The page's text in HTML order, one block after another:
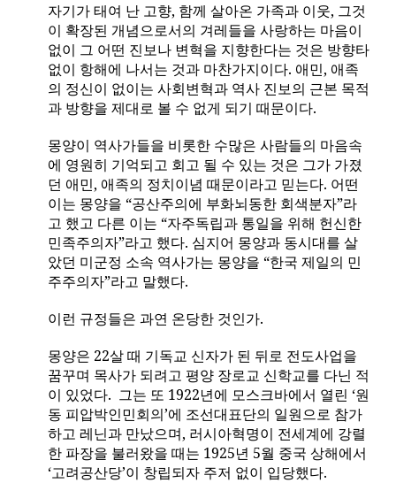
자기가 태여 난 고향, 함께 살아온 가족과 이웃, 그것
이 확장된 개념으로서의 겨레들을 사랑하는 마음이
없이 그 어떤 진보나 변혁을 지향한다는 것은 방향타
없이 항해에 나서는 것과 마찬가지이다. 애민, 애족
의 정신이 없이는 사회변혁과 역사 진보의 근본 목적
과 방향을 제대로 볼 수 없게 되기 때문이다.
몽양이 역사가들을 비롯한 수많은 사람들의 마음속
에 영원히 기억되고 회고 될 수 있는 것은 그가 가졌
던 애민, 애족의 정치이념 때문이라고 믿는다. 어떤
이는 몽양을 “공산주의에 부화뇌동한 회색분자”라
고 했고 다른 이는 “자주독립과 통일을 위해 헌신한
민족주의자”라고 했다. 심지어 몽양과 동시대를 살
았던 미군정 소속 역사가는 몽양을 “한국 제일의 민
주주의자”라고 말했다.
이런 규정들은 과연 온당한 것인가.
몽양은 22살 때 기독교 신자가 된 뒤로 전도사업을
꿈꾸며 목사가 되려고 평양 장로교 신학교를 다닌 적
이 있었다. 그는 또 1922년에 모스크바에서 열린 ‘원
동 피압박인민회의’에 조선대표단의 일원으로 참가
하고 레닌과 만났으며, 러시아혁명이 전세계에 강렬
한 파장을 불러왔을 때는 1925년 5월 중국 상해에서
‘고려공산당’이 창립되자 주저 없이 입당했다.